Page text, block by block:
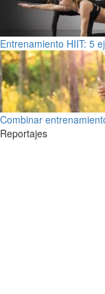
Entrenamiento HIIT: 5
Combinar
Reportajes